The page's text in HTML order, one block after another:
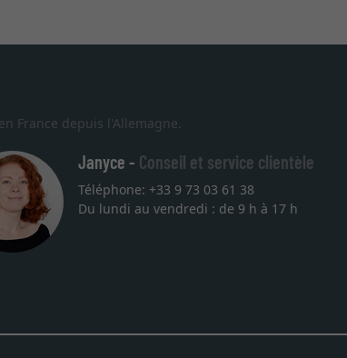
France depuis l'Allemagne.
Janyce - Conseil et service clientèle
Téléphone: +33 9 73 03 61 38
Du lundi au vendredi : de 9 h à 17 h